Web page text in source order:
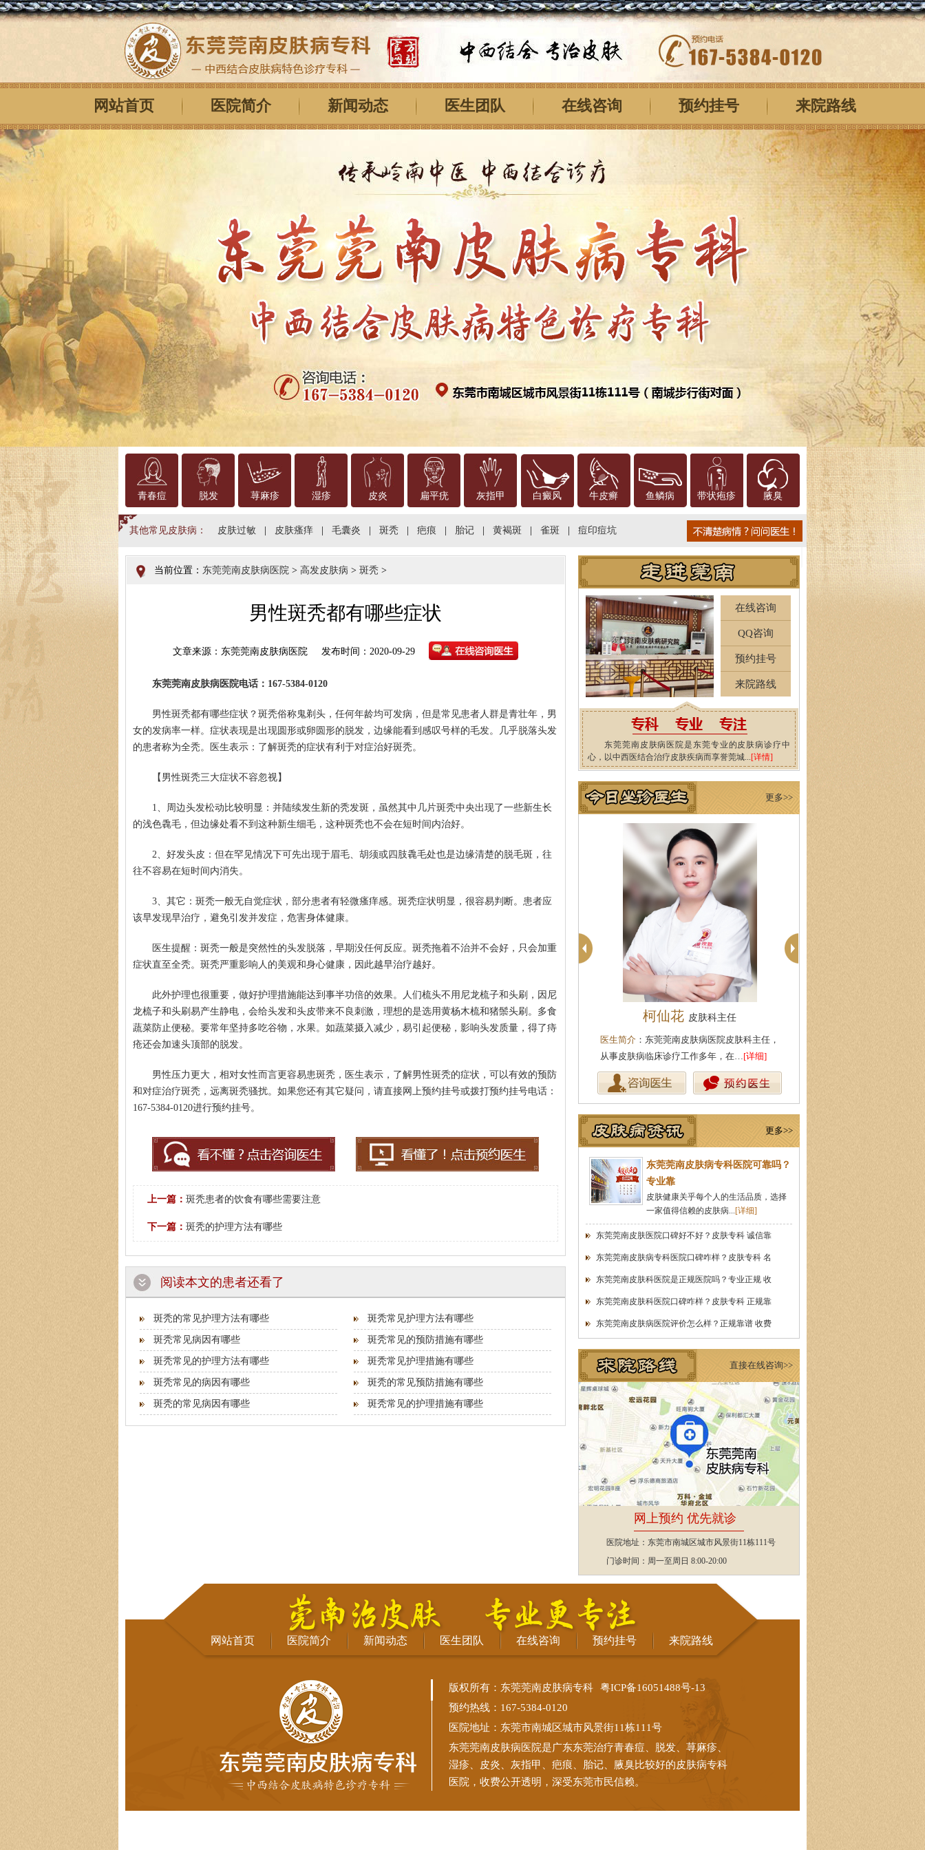
网站首页 医院简介 新闻动态 医生团队 在线咨询 预约挂号 来院路线
青春痘 脱发 荨麻疹 湿疹 皮炎 扁平疣 灰指甲 白癜风 牛皮癣 鱼鳞病 带状疱疹 腋臭
其他常见皮肤病： 皮肤过敏 皮肤瘙痒 毛囊炎 斑秃 疤痕 胎记 黄褐斑 雀斑 痘印痘坑
当前位置： 东莞莞南皮肤病医院 > 高发皮肤病 > 斑秃 >
男性斑秃都有哪些症状
文章来源：东莞莞南皮肤病医院 发布时间：2020-09-29
东莞莞南皮肤病医院电话：167-5384-0120
男性斑秃都有哪些症状？斑秃俗称鬼剃头，任何年龄均可发病，但是常见患者人群是青壮年，男
女的发病率一样。症状表现是出现圆形或卵圆形的脱发，边缘能看到感叹号样的毛发。几乎脱落头发
的患者称为全秃。医生表示：了解斑秃的症状有利于对症治好斑秃。
【男性斑秃三大症状不容忽视】
1、周边头发松动比较明显：并陆续发生新的秃发斑，虽然其中几片斑秃中央出现了一些新生长
的浅色毳毛，但边缘处看不到这种新生细毛，这种斑秃也不会在短时间内治好。
2、好发头皮：但在罕见情况下可先出现于眉毛、胡须或四肢毳毛处也是边缘清楚的脱毛斑，往
往不容易在短时间内消失。
3、其它：斑秃一般无自觉症状，部分患者有轻微瘙痒感。斑秃症状明显，很容易判断。患者应
该早发现早治疗，避免引发并发症，危害身体健康。
医生提醒：斑秃一般是突然性的头发脱落，早期没任何反应。斑秃拖着不治并不会好，只会加重
症状直至全秃。斑秃严重影响人的美观和身心健康，因此越早治疗越好。
此外护理也很重要，做好护理措施能达到事半功倍的效果。人们梳头不用尼龙梳子和头刷，因尼
龙梳子和头刷易产生静电，会给头发和头皮带来不良刺激，理想的是选用黄杨木梳和猪鬃头刷。多食
蔬菜防止便秘。要常年坚持多吃谷物，水果。如蔬菜摄入减少，易引起便秘，影响头发质量，得了痔
疮还会加速头顶部的脱发。
男性压力更大，相对女性而言更容易患斑秃，医生表示，了解男性斑秃的症状，可以有效的预防
和对症治疗斑秃，远离斑秃骚扰。如果您还有其它疑问，请直接网上预约挂号或拨打预约挂号电话：
167-5384-0120进行预约挂号。
上一篇： 斑秃患者的饮食有哪些需要注意
下一篇： 斑秃的护理方法有哪些
阅读本文的患者还看了
斑秃的常见护理方法有哪些 斑秃常见护理方法有哪些
斑秃常见病因有哪些 斑秃常见的预防措施有哪些
斑秃常见的护理方法有哪些 斑秃常见护理措施有哪些
斑秃常见的病因有哪些 斑秃的常见预防措施有哪些
斑秃的常见病因有哪些 斑秃常见的护理措施有哪些
在线咨询
QQ咨询
预约挂号
来院路线
东莞莞南皮肤病医院是东莞专业的皮肤病诊疗中
心，以中西医结合治疗皮肤疾病而享誉莞城...[详情]
更多>>
柯仙花 皮肤科主任
医生简介 ：东莞莞南皮肤病医院皮肤科主任，
从事皮肤病临床诊疗工作多年，在…[详细]
更多>>
东莞莞南皮肤病专科医院可靠吗？
专业靠
皮肤健康关乎每个人的生活品质，选择
一家值得信赖的皮肤病...[详细]
东莞莞南皮肤医院口碑好不好？皮肤专科 诚信靠
东莞莞南皮肤病专科医院口碑咋样？皮肤专科 名
东莞莞南皮肤科医院是正规医院吗？专业正规 收
东莞莞南皮肤科医院口碑咋样？皮肤专科 正规靠
东莞莞南皮肤病医院评价怎么样？正规靠谱 收费
直接在线咨询>>
网上预约 优先就诊
医院地址：东莞市南城区城市风景街11栋111号
门诊时间：周一至周日 8:00-20:00
网站首页 医院简介 新闻动态 医生团队 在线咨询 预约挂号 来院路线
版权所有：东莞莞南皮肤病专科
粤ICP备16051488号-13
预约热线：167-5384-0120
医院地址：东莞市南城区城市风景街11栋111号
东莞莞南皮肤病医院是广东东莞治疗青春痘、脱发、荨麻疹、
湿疹、皮炎、灰指甲、疤痕、胎记、腋臭比较好的皮肤病专科
医院，收费公开透明，深受东莞市民信赖。